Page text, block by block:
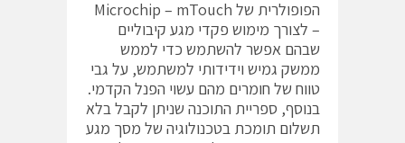
הפופולרית של Microchip – mTouch
– לצורך מימוש פקדי מגע קיבוליים
שבהם אפשר להשתמש כדי לממש
ממשק גמיש וידידותי למשתמש, על גבי
טווח של חומרים מהם עשוי הפנל הקדמי.
בנוסף, ספריית התוכנה שניתן לקבל בלא
תשלום תומכת בטכנולוגיה של מסך מגע